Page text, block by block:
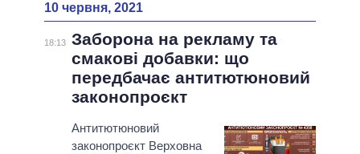
10 червня, 2021
18:13 Заборона на рекламу та
смакові добавки: що
передбачає антитютюновий
законопроєкт
Антитютюновий
законопроєкт Верховна